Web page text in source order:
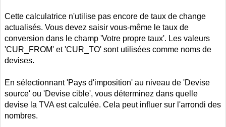
Cette calculatrice n'utilise pas encore de taux de change
actualisés. Vous devez saisir vous-même le taux de
conversion dans le champ 'Votre propre taux'. Les valeurs
'CUR_FROM' et 'CUR_TO' sont utilisées comme noms de
devises.
En sélectionnant 'Pays d'imposition' au niveau de 'Devise
source' ou 'Devise cible', vous déterminez dans quelle
devise la TVA est calculée. Cela peut influer sur l'arrondi des
nombres.